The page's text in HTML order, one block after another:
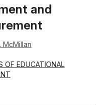
and
McMillan
OF EDUCATIONAL